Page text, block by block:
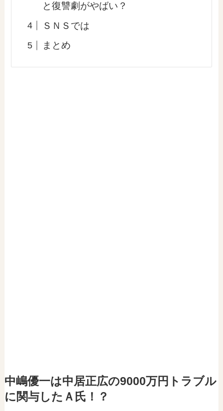
と復讐劇がやばい？
ＳＮＳでは
まとめ
中嶋優一は中居正広の9000万円トラブル
に関与したＡ氏！？